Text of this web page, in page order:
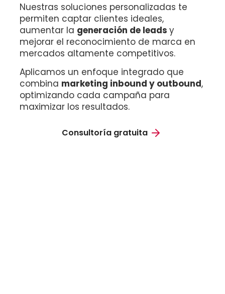
Nuestras soluciones personalizadas te
permiten captar clientes ideales,
aumentar la generación de leads y
mejorar el reconocimiento de marca en
mercados altamente competitivos.
Aplicamos un enfoque integrado que
combina marketing inbound y outbound,
optimizando cada campaña para
maximizar los resultados.
Consultoría gratuita